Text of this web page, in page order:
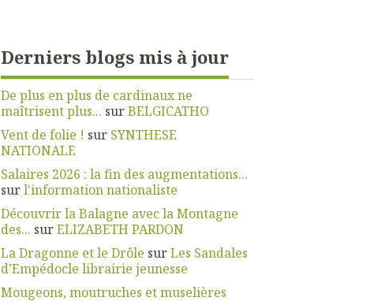
Derniers blogs mis à jour
De plus en plus de cardinaux ne
maîtrisent plus... surBELGICATHO
Vent de folie ! sur SYNTHESE
NATIONALE
Salaires 2026 : la fin des augmentations...
surl'information nationaliste
Découvrir la Balagne avec la Montagne
des... surELIZABETH PARDON
La Dragonne et le Drôle surLes Sandales
d'Empédocle librairie jeunesse
Mougeons, moutruches et muselières